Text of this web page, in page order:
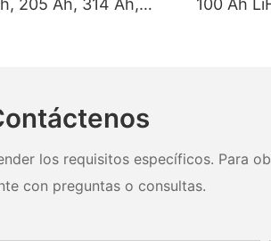
los requisitos específicos. Para
con preguntas o consultas.